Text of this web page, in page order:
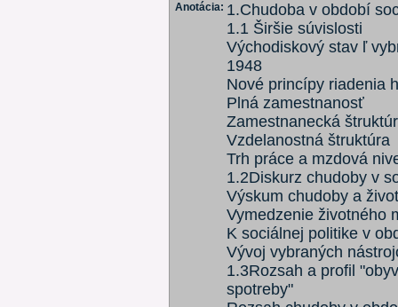
Anotácia: 1.Chudoba v období
1.1 Širšie súvislosti
Východiskový stav ľ
1948
Nové princípy riadenia
Plná zamestnanosť
Zamestnanecká
Vzdelanostná štruktúra
Trh práce a mzdová
1.2Diskurz chudoby v
Výskum chudoby a
Vymedzenie životného
K sociálnej politike v
Vývoj vybraných
1.3Rozsah a profil
spotreby"